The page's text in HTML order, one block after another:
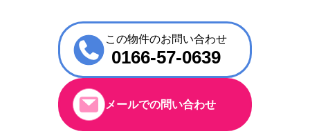
この物件のお問い合わせ
0166-57-0639
メールでの問い合わせ